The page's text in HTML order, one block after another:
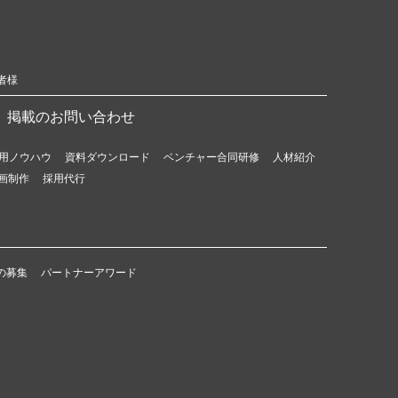
様
掲載のお問い合わせ
ノウハウ 資料ダウンロード ベンチャー合同研修
人材紹介
制作
採用代行
募集 パートナーアワード